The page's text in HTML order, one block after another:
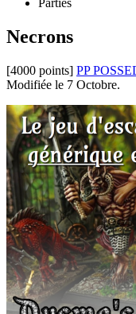
Necrons
[4000 points] PP
Modifiée le 7 Octobre.